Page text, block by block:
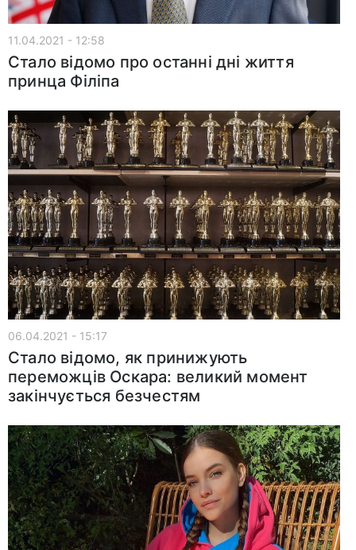
11.04.2021 - 12:58
Стало відомо про останні дні життя
принца Філіпа
06.04.2021 - 15:17
Стало відомо, як принижують
переможців Оскара: великий момент
закінчується безчестям